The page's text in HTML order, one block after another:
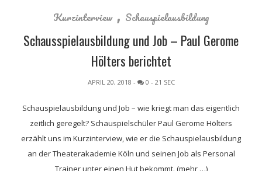
Kurzinterview , Schauspielausbildung
Schausspielausbildung und Job – Paul Gerome
Hölters berichtet
APRIL 20, 2018 - 0 - 21 SEC
Schauspielausbildung und Job – wie kriegt man das eigentlich
zeitlich geregelt? Schauspielschüler Paul Gerome Hölters
erzählt uns im Kurzinterview, wie er die Schauspielausbildung
an der Theaterakademie Köln und seinen Job als Personal
Trainer unter einen Hut bekommt. (mehr …)